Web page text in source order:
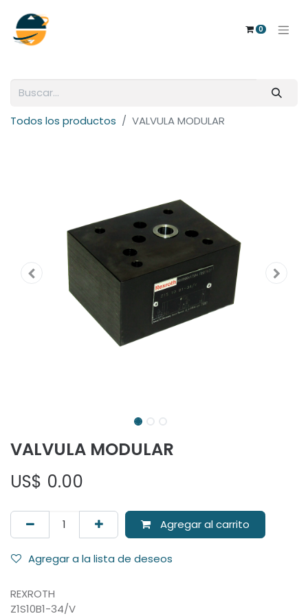
0
Todos los productos VALVULA MODULAR
VALVULA MODULAR
US$ 0.00
Agregar al carrito
Agregar a la lista de deseos
REXROTH
Z1S10B1-34/V